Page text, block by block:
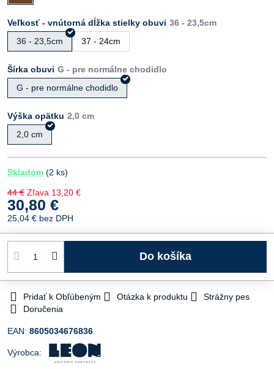
Veľkosť - vnútorná dĺžka stielky obuvi
36 - 23,5cm
37 - 24cm
Šírka obuvi
G - pre normálne chodidlo
Výška opätku
2,0 cm
Skladom (2 ks)
44 € Zľava 13,20 €
30,80 €
25,04 € bez DPH
Do košíka
Pridať k Obľúbeným Otázka k produktu
Strážny pes
Doručenia
EAN: 8605034676836
Výrobca: